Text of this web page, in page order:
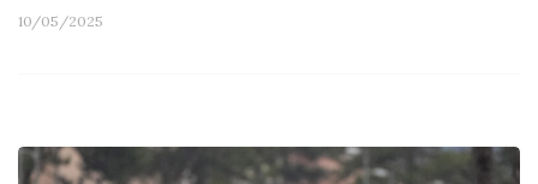
10/05/2025